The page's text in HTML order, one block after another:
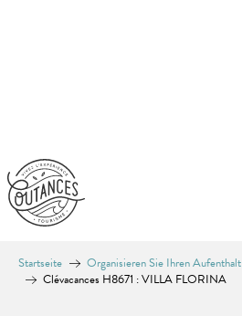
Startseite Organisieren Sie Ihren Aufenthalt
Clévacances H8671 : VILLA FLORINA